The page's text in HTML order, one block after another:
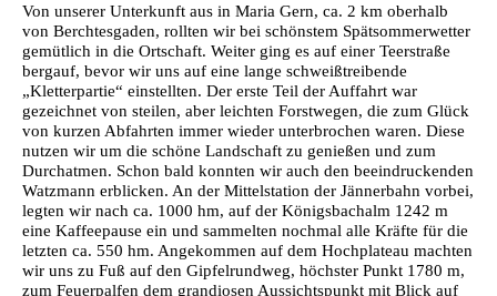
Von unserer Unterkunft aus in Maria Gern, ca. 2 km oberhalb
von Berchtesgaden, rollten wir bei schönstem Spätsommerwetter
gemütlich in die Ortschaft. Weiter ging es auf einer Teerstraße
bergauf, bevor wir uns auf eine lange schweißtreibende
„Kletterpartie“ einstellten. Der erste Teil der Auffahrt war
gezeichnet von steilen, aber leichten Forstwegen, die zum Glück
von kurzen Abfahrten immer wieder unterbrochen waren. Diese
nutzen wir um die schöne Landschaft zu genießen und zum
Durchatmen. Schon bald konnten wir auch den beeindruckenden
Watzmann erblicken. An der Mittelstation der Jännerbahn vorbei,
legten wir nach ca. 1000 hm, auf der Königsbachalm 1242 m
eine Kaffeepause ein und sammelten nochmal alle Kräfte für die
letzten ca. 550 hm. Angekommen auf dem Hochplateau machten
wir uns zu Fuß auf den Gipfelrundweg, höchster Punkt 1780 m,
zum Feuerpalfen dem grandiosen Aussichtspunkt mit Blick auf